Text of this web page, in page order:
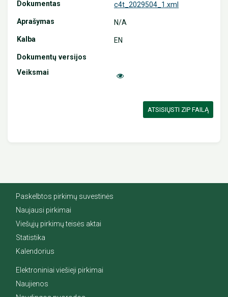
c4t_2029504_1.xml
N/A
EN
ATSISIŲSTI ZIP FAILĄ
Paskelbtos pirkimų suvestinės
Naujausi pirkimai
Viešųjų pirkimų teisės aktai
Statistika
Kalendorius
Elektroniniai viešieji pirkimai
Naujienos